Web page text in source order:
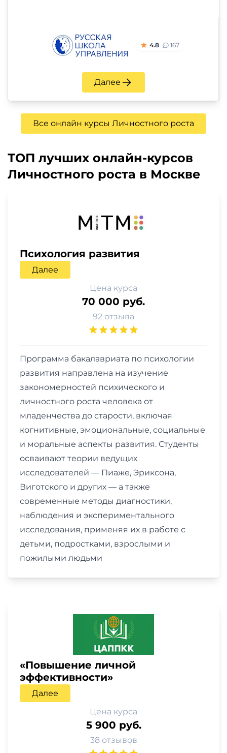
4.8 167
Далее
Все онлайн курсы Личностного роста
ТОП лучших онлайн-курсов
Личностного роста в Москве
Психология развития
Далее
Цена курса
70 000 руб.
92 отзыва
Программа бакалавриата по психологии
развития направлена на изучение
закономерностей психического и
личностного роста человека от
младенчества до старости, включая
когнитивные, эмоциональные, социальные
и моральные аспекты развития. Студенты
осваивают теории ведущих
исследователей — Пиаже, Эриксона,
Виготского и других — а также
современные методы диагностики,
наблюдения и экспериментального
исследования, применяя их в работе с
детьми, подростками, взрослыми и
пожилыми людьми
«Повышение личной
эффективности»
Далее
Цена курса
5 900 руб.
38 отзывов